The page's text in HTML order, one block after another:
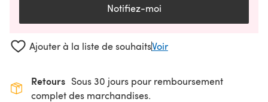
Notifiez-moi
Ajouter à la liste de souhaitsVoir
Retours Sous 30 jours pour remboursement
complet des marchandises.